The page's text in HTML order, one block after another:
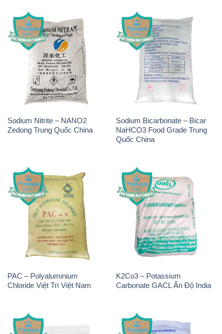
Sodium Nitrite – NANO2
Zedong Trung Quốc China
Sodium Bicarbonate – Bicar
NaHCO3 Food Grade Trung
Quốc China
PAC – Polyaluminium
Chloride Việt Trì Việt Nam
K2Co3 – Potassium
Carbonate GACL Ấn Độ India